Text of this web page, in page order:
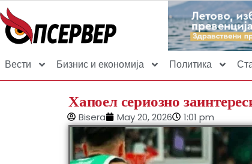
Вести Бизнис и економија Политика
Хапоел сериозно
Bisera May 20, 2026 1:01 pm